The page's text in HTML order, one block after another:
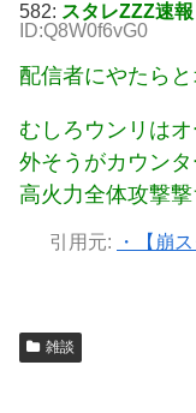
582: スタレZZZ速報
ID:Q8W0f6vG0
配信者にやたら
むしろウンリは
外そうがカウン
高火力全体攻撃
引用元:
・【崩
雑談